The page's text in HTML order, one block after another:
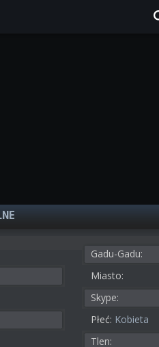
Gadu-Gadu:
Miasto:
Skype:
Płeć: Kobieta
Tlen: